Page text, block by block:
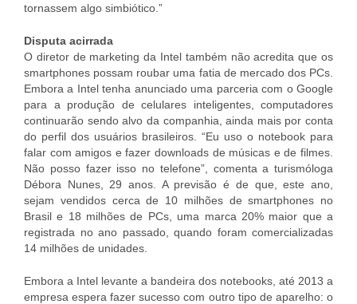
tornassem algo simbiótico.”
Disputa acirrada
O diretor de marketing da Intel também não acredita que os
smartphones possam roubar uma fatia de mercado dos PCs.
Embora a Intel tenha anunciado uma parceria com o Google
para a produção de celulares inteligentes, computadores
continuarão sendo alvo da companhia, ainda mais por conta
do perfil dos usuários brasileiros. “Eu uso o notebook para
falar com amigos e fazer downloads de músicas e de filmes.
Não posso fazer isso no telefone”, comenta a turismóloga
Débora Nunes, 29 anos. A previsão é de que, este ano,
sejam vendidos cerca de 10 milhões de smartphones no
Brasil e 18 milhões de PCs, uma marca 20% maior que a
registrada no ano passado, quando foram comercializadas
14 milhões de unidades.
Embora a Intel levante a bandeira dos notebooks, até 2013 a
empresa espera fazer sucesso com outro tipo de aparelho: o